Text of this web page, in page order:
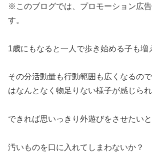
※このブログでは、プロモーション広
す。
1歳にもなると一人で歩き始める子も増
その分活動量も行動範囲も広くなるの
はなんとなく物足りない様子が感じられ
できれば思いっきり外遊びをさせたいと
汚いものを口に入れてしまわないか？